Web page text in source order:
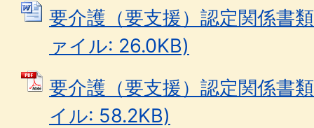
要介護（要支援）認定関係書
ァイル: 26.0KB)
要介護（要支援）認定関係書
イル: 58.2KB)